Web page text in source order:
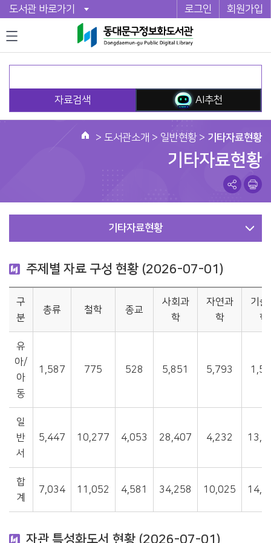
도서관 바로가기 로그인 회원가입
자료검색 AI추천
홈
> 도서관소개 > 일반현황 > 기타자료현황
기타자료현황
기타자료현황
주제별 자료 구성 현황 (2026-07-01)
구
분
총류 철학 종교
사회과
학
자연과
학
기술
학
유
아/
아
동
1,587 775 528 5,851 5,793
일
반
서
5,447 10,277 4,053 28,407 4,232
합
계
7,034 11,052 4,581 34,258 10,025
자관 특성화도서 현황 (2026-07-01)